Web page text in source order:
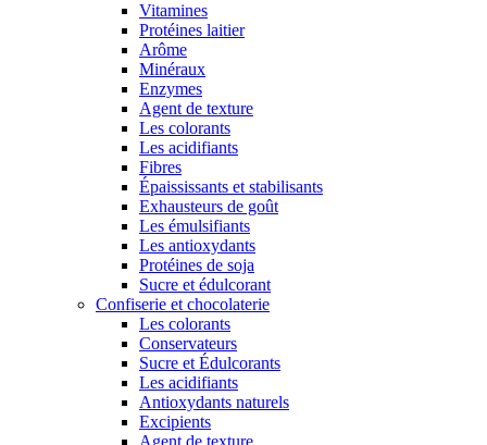
Vitamines
Protéines laitier
Arôme
Minéraux
Enzymes
Agent de texture
Les colorants
Les acidifiants
Fibres
Épaississants et stabilisants
Exhausteurs de goût
Les émulsifiants
Les antioxydants
Protéines de soja
Sucre et édulcorant
Confiserie et chocolaterie
Les colorants
Conservateurs
Sucre et Édulcorants
Les acidifiants
Antioxydants naturels
Excipients
Agent de texture